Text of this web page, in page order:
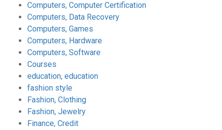
Computers, Computer Certification
Computers, Data Recovery
Computers, Games
Computers, Hardware
Computers, Software
Courses
education, education
fashion style
Fashion, Clothing
Fashion, Jewelry
Finance, Credit